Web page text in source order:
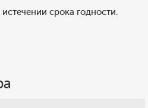
срока годности.